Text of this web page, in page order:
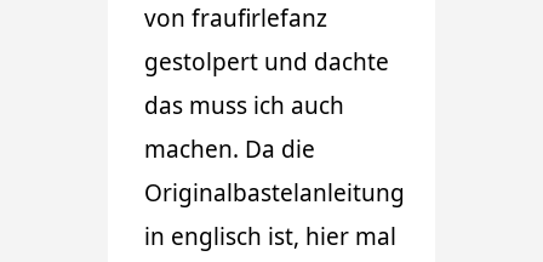
von fraufirlefanz
gestolpert und dachte
das muss ich auch
machen. Da die
Originalbastelanleitung
in englisch ist, hier mal